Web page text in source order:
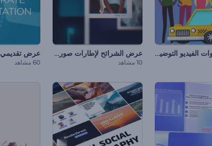
مجموعة أدوات الفيديو التوضيحي العالمي عرض الشرائح لإطارات صور البولارويد
10 مشاهد 60 مشاهد